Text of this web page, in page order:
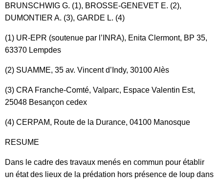
BRUNSCHWIG G. (1), BROSSE-GENEVET E. (2),
DUMONTIER A. (3), GARDE L. (4)
(1) UR-EPR (soutenue par l’INRA), Enita Clermont, BP 35,
63370 Lempdes
(2) SUAMME, 35 av. Vincent d’Indy, 30100 Alès
(3) CRA Franche-Comté, Valparc, Espace Valentin Est,
25048 Besançon cedex
(4) CERPAM, Route de la Durance, 04100 Manosque
RESUME
Dans le cadre des travaux menés en commun pour établir
un état des lieux de la prédation hors présence de loup dans